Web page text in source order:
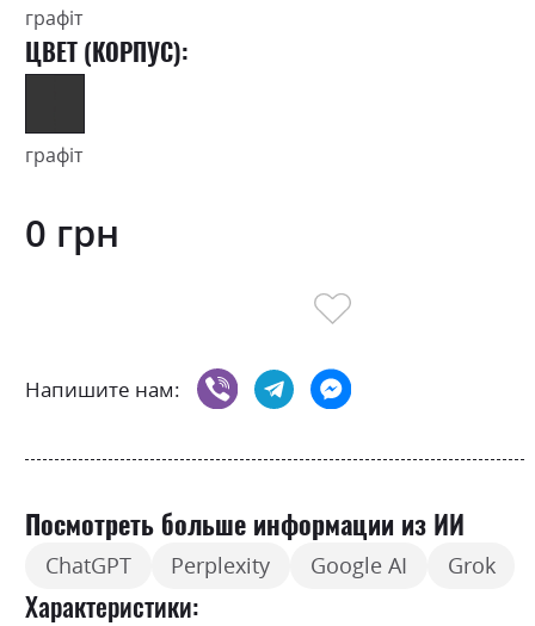
графіт
ЦВЕТ (КОРПУС):
графіт
0 грн
Напишите нам:
Посмотреть больше информации из ИИ
ChatGPT Perplexity Google AI Grok
Характеристики